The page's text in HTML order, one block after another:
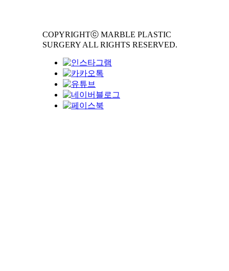
COPYRIGHTⓒ MARBLE PLASTIC
SURGERY ALL RIGHTS RESERVED.